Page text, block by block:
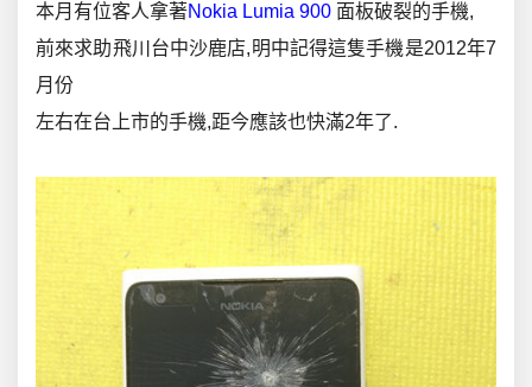
本月有位客人拿著Nokia Lumia 900 面板破裂的手機,
前來求助飛川台中沙鹿店,明中記得這隻手機是2012年7
月份
左右在台上市的手機,距今應該也快滿2年了.